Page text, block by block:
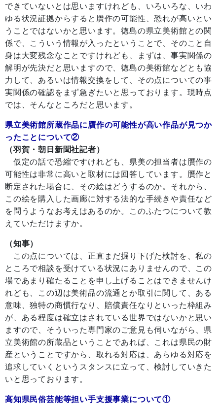
できていないとは思いますけれども、いろいろな、いわ
ゆる状況証拠からすると贋作の可能性、恐れが高いとい
うことではないかと思います。徳島の県立美術館との関
係で、こういう情報が入ったということで、そのこと自
身は大変残念なことですけれども、まずは、事実関係の
解明が先決だと思いますので、徳島の美術館などとも協
力して、あるいは情報交換をして、その点についての事
実関係の確認をまず急ぎたいと思っております。現時点
では、そんなところだと思います。
県立美術館所蔵作品に贋作の可能性が高い作品が見つか
ったことについて②
（羽賀・朝日新聞社記者）
仮定の話で恐縮ですけれども、県美の担当者は贋作の
可能性は非常に高いと取材には回答しています。贋作と
断定された場合に、その絵はどうするのか。それから、
この絵を購入した画廊に対する法的な手続きや責任など
を問うようなお考えはあるのか。このふたつについて教
えていただけますか。
（知事）
この点については、正直まだ掘り下げた検討を、私の
ところで相談を受けている状況にありませんので、この
場であまり確たることを申し上げることはできませんけ
れども、この辺は美術品の流通とか取引に関して、ある
意味、独特の商慣行なり、賠償責任なりといった枠組み
が、ある程度は確立はされている世界ではないかと思い
ますので、そういった専門家のご意見も伺いながら、県
立美術館の所蔵品ということであれば、これは県民の財
産ということですから、取れる対応は、あらゆる対応を
追求していくというスタンスに立って、検討していきた
いと思っております。
高知県民俗芸能等担い手支援事業について①